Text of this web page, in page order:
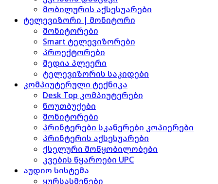
მობილურის აქსესუარები
ტელევიზორი | მონიტორი
მონიტორები
Smart ტელევიზორები
პროექტორები
მედია პლეერი
ტელევიზორის საკიდები
კომპიუტერული ტექნიკა
Desk Top კომპიუტერები
ნოუთბუქები
მონიტორები
პრინტერები სკანერები კოპიერები
პრინტერის აქსესუარები
ქსელური მოწყობილობები
კვების წყაროები UPC
აუდიო სისტემა
ყურსასმენები